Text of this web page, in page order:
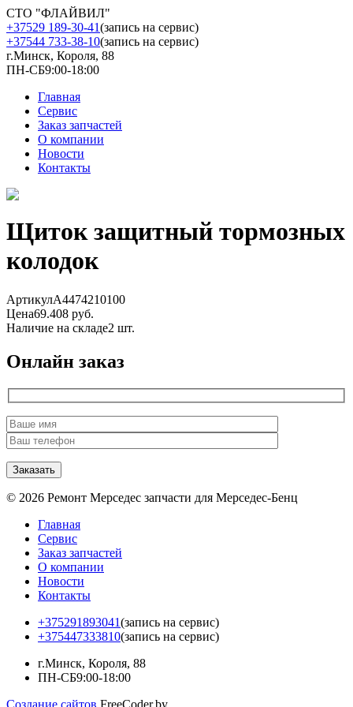
СТО "ФЛАЙВИЛ"
+37529 189-30-41(запись на сервис)
+37544 733-38-10(запись на сервис)
г.Минск, Короля, 88
ПН-СБ9:00-18:00
Главная
Сервис
Заказ запчастей
О компании
Новости
Контакты
Щиток защитный тормозных
колодок
АртикулA4474210100
Цена69.408 руб.
Наличие на складе2 шт.
Онлайн заказ
© 2026 Ремонт Мерседес запчасти для Мерседес-Бенц
Главная
Сервис
Заказ запчастей
О компании
Новости
Контакты
+375291893041(запись на сервис)
+375447333810(запись на сервис)
г.Минск, Короля, 88
ПН-СБ9:00-18:00